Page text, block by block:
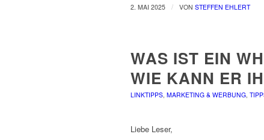
2. MAI 2025 / VON STEFFEN EHLERT
WAS IST EIN
WIE KANN ER
LINKTIPPS, MARKETING & WERBUNG,
Liebe Leser,